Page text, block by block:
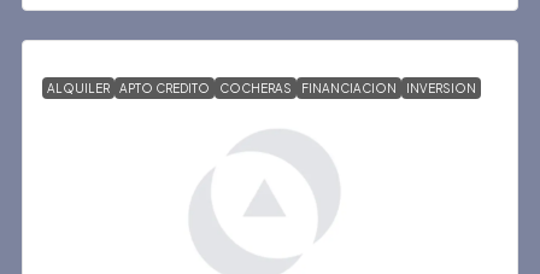
ALQUILER APTO CREDITO COCHERAS FINANCIACION INVERSION